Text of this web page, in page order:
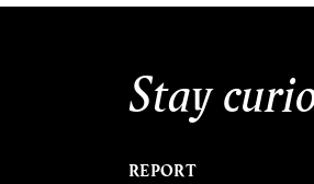
Stay
REPORT